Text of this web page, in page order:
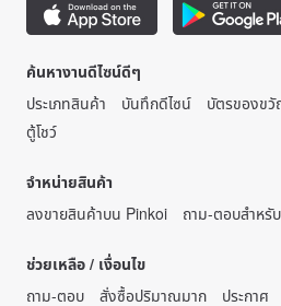
ค้นหางานดีไซน์ดีๆ
ประเภทสินค้า
บันทึกดีไซน์ บัตรของข
ตู้โชว์
จำหน่ายสินค้า
ลงขายสินค้าบน Pinkoi
ถาม-ตอบสำหรั
ช่วยเหลือ / เงื่อนไข
ถาม-ตอบ
สั่งซื้อปริมาณมาก ประกาศ